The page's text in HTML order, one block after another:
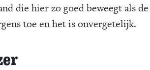
die hier zo goed beweegt als
toe en het is onvergetelijk.